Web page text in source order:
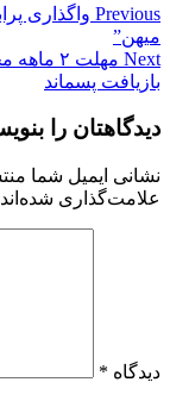
Previous واگذاری
میهن”
Next
مهلت ۲
بازیافت پسماند
دیدگاهتان را
نشانی ایمیل شما
علامت‌گذاری شده‌اند
دیدگاه *